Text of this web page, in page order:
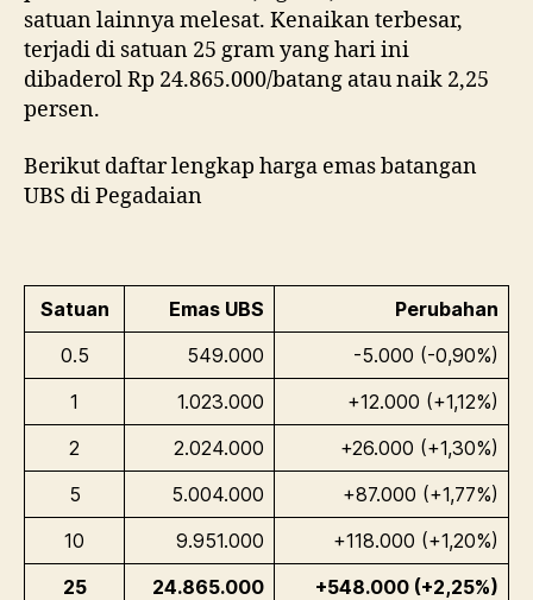
satuan lainnya melesat. Kenaikan terbesar,
terjadi di satuan 25 gram yang hari ini
dibaderol Rp 24.865.000/batang atau naik 2,25
persen.
Berikut daftar lengkap harga emas batangan
UBS di Pegadaian
Satuan Emas UBS
Perubahan
0.5
549.000
-5.000 (-0,90%)
1
1.023.000
+12.000 (+1,12%)
2
2.024.000
+26.000 (+1,30%)
5
5.004.000
+87.000 (+1,77%)
10
9.951.000
+118.000 (+1,20%)
25
24.865.000
+548.000 (+2,25%)